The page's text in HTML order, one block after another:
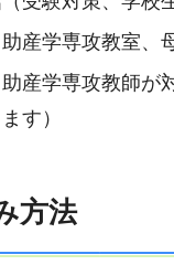
産学専攻教室、
産学専攻教師が
す）
方法